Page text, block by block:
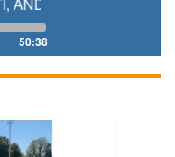
50:38